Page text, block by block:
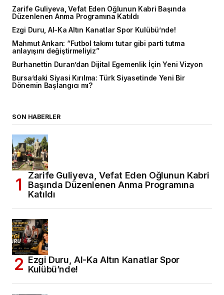
Zarife Guliyeva, Vefat Eden Oğlunun Kabri Başında
Düzenlenen Anma Programına Katıldı
Ezgi Duru, Al-Ka Altın Kanatlar Spor Kulübü’nde!
Mahmut Arıkan: “Futbol takımı tutar gibi parti tutma
anlayışını değiştirmeliyiz”
Burhanettin Duran’dan Dijital Egemenlik İçin Yeni Vizyon
Bursa’daki Siyasi Kırılma: Türk Siyasetinde Yeni Bir
Dönemin Başlangıcı mı?
SON HABERLER
Zarife Guliyeva, Vefat Eden Oğlunun Kabri
Başında Düzenlenen Anma Programına
Katıldı
Ezgi Duru, Al-Ka Altın Kanatlar Spor
Kulübü’nde!